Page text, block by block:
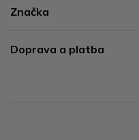
Značka
Doprava a platba